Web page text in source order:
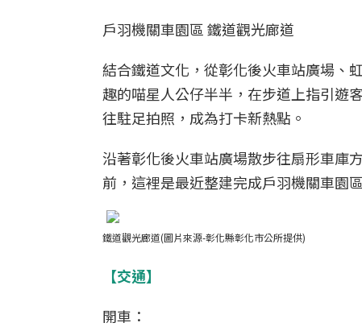
戶羽機關車園區 鐵道觀光廊道
結合鐵道文化，從彰化後火車站廣場、
趣的喵星人公仔半半，在步道上指引遊
往駐足拍照，成為打卡新熱點。
沿著彰化後火車站廣場散步往扇形車庫
前，這裡是最近整建完成戶羽機關車園
鐵道觀光廊道(圖片來源-彰化縣彰化市公所提供)
【交通】
開車：